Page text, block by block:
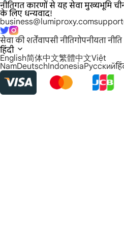
नीतिगत कारणों से यह सेवा मुख्यभूमि
के लिए धन्यवाद!
business@lumiproxy.com
सेवा की शर्तेंवापसी नीतिगोपनीयता नीति
हिंदी
English简体中文繁體中文Việt
NamDeutschIndonesiaРусский